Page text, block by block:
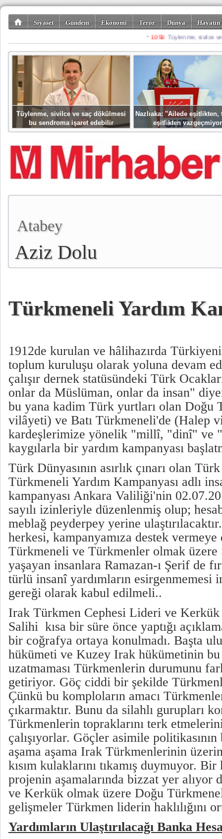
Siyaset Gündem Ekonomi Terör Dünya
Gezi-Turizm Spor Misafir
Tüylenme, sivilce ve saç dökülmesi
bu sendroma işaret edebilir
Nazlıaka: ''Ailede eşitlikten,
eşitlikten
Atabey
Aziz Dolu
Türkmeneli Yardım
1912de kurulan ve hâlihazırda
toplum kuruluşu olarak yoluna devam
çalışır dernek statüsündeki Türk
onlar da Müslüman, onlar da insan"
bu yana kadim Türk yurtları olan Doğu
vilâyeti) ve Batı Türkmeneli'de (Halep
kardeşlerimize yönelik "millî, "dinî" ve
kaygılarla bir yardım kampanyası
Türk Dünyasının asırlık çınarı olan
Türkmeneli Yardım Kampanyası adlı
kampanyası Ankara Valiliği'nin
sayılı izinleriyle düzenlenmiş olup;
meblağ peyderpey yerine
herkesi, kampanyamıza destek
Türkmeneli ve Türkmenler olmak üzere
yaşayan insanlara Ramazan-ı Şerif de
türlü insanî yardımların esirgenmemesi
gereği olarak kabul edilmeli..
Irak Türkmen Cephesi Lideri ve
Salihi kısa bir süre önce yaptığı
bir coğrafya ortaya konulmadı. Başta
hükümeti ve Kuzey Irak hükümetinin bu
uzatmaması Türkmenlerin durumunu
getiriyor. Göç ciddi bir şekilde
Çünkü bu komploların amacı
çıkarmaktır. Bunu da silahlı gurupları
Türkmenlerin topraklarını terk
çalışıyorlar. Göçler asimile politikasının
aşama aşama Irak Türkmenlerinin
kısım kulaklarını tıkamış duymuyor. Bir
projenin aşamalarında bizzat yer
ve Kerkük olmak üzere Doğu
gelişmeler Türkmen liderin haklılığını
Yardımların Ulaştırılacağı Banka